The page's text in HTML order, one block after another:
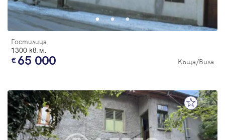
Гостилица
1300 кв.м.
65 000 Къща/Вила